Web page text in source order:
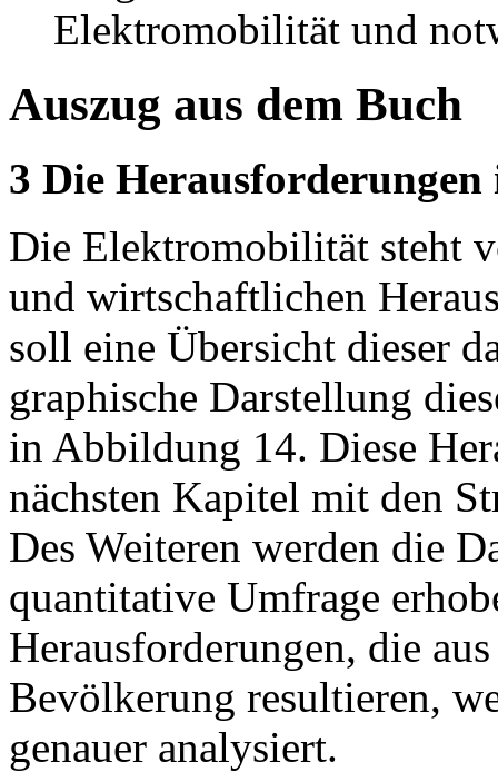
Elektromobilität und
Auszug aus dem Buch
3 Die
Die Elektromobilität steht
und wirtschaftlichen
soll eine Übersicht dieser
graphische Darstellung
in Abbildung 14. Diese
nächsten Kapitel mit den
Des Weiteren werden die
quantitative Umfrage
Herausforderungen, die
Bevölkerung resultieren,
genauer analysiert.